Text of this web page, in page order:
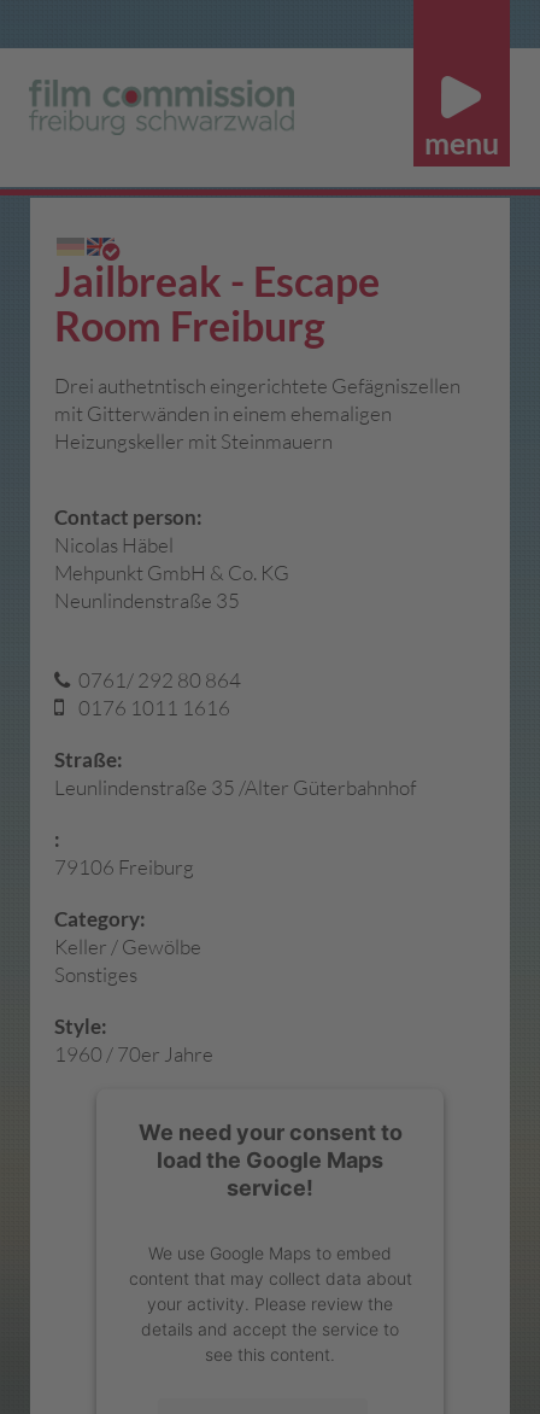
Jailbreak - Escape
Room Freiburg
Drei authetntisch eingerichtete Gefägniszellen
mit Gitterwänden in einem ehemaligen
Heizungskeller mit Steinmauern
Contact person:
Nicolas Häbel
Mehpunkt GmbH & Co. KG
Neunlindenstraße 35
0761/ 292 80 864
0176 1011 1616
Straße:
Leunlindenstraße 35 /Alter Güterbahnhof
:
79106 Freiburg
Category:
Keller / Gewölbe
Sonstiges
Style:
1960 / 70er Jahre
We need your consent to
load the Google Maps
service!
We use Google Maps to embed
content that may collect data about
your activity. Please review the
details and accept the service to
see this content.